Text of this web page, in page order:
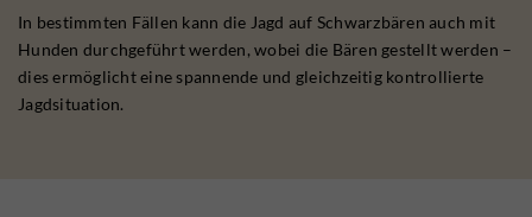
In bestimmten Fällen kann die Jagd auf Schwarzbären auch mit
Hunden durchgeführt werden, wobei die Bären gestellt werden –
dies ermöglicht eine spannende und gleichzeitig kontrollierte
Jagdsituation.